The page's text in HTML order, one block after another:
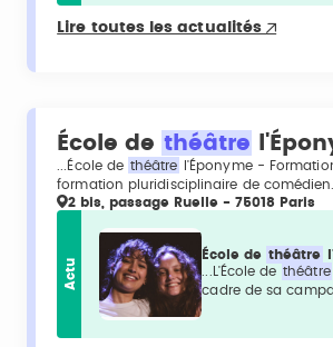
Lire toutes les actualités
École de théâtre
...École de théâtre l'Éponyme -
formation pluridisciplinaire de
2 bis, passage Ruelle - 75018 Paris
Actu
École de théâtre
...L'École de théâtre
cadre de sa